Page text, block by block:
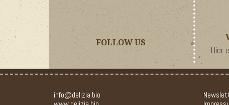
FOLLOW US
Hier
info@delizia.bio